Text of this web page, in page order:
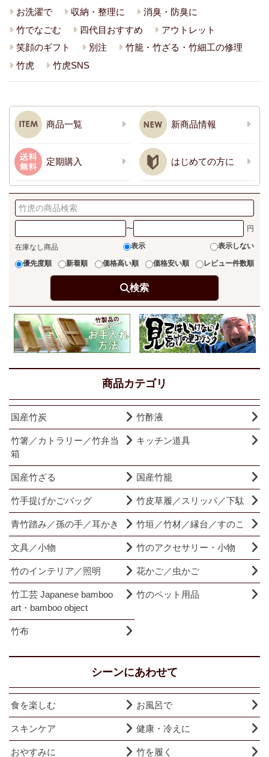
お洗濯で
収納・整理に
消臭・防臭に
竹でなごむ
四代目おすすめ
アウトレット
笑顔のギフト
別注
竹籠・竹ざる・竹細工の修理
竹虎
竹虎SNS
商品一覧 新商品情報
定期購入 はじめての方に
〜
在庫なし商品 表示 表示しない
優先度順 新着順 価格高い順 価格安い順 レビュー件数順
検索
商品カテゴリ
国産竹炭 竹酢液
竹箸／カトラリー／竹弁当
箱
キッチン道具
国産竹ざる 国産竹籠
竹手提げかごバッグ 竹皮草履／スリッパ／下駄
青竹踏み／孫の手／耳かき 竹垣／竹材／縁台／すのこ
文具／小物 竹のアクセサリー・小物
竹のインテリア／照明 花かご／虫かご
竹工芸 Japanese bamboo
art・bamboo object
竹のペット用品
竹布
シーンにあわせて
食を楽しむ お風呂で
スキンケア 健康・冷えに
おやすみに 竹を履く